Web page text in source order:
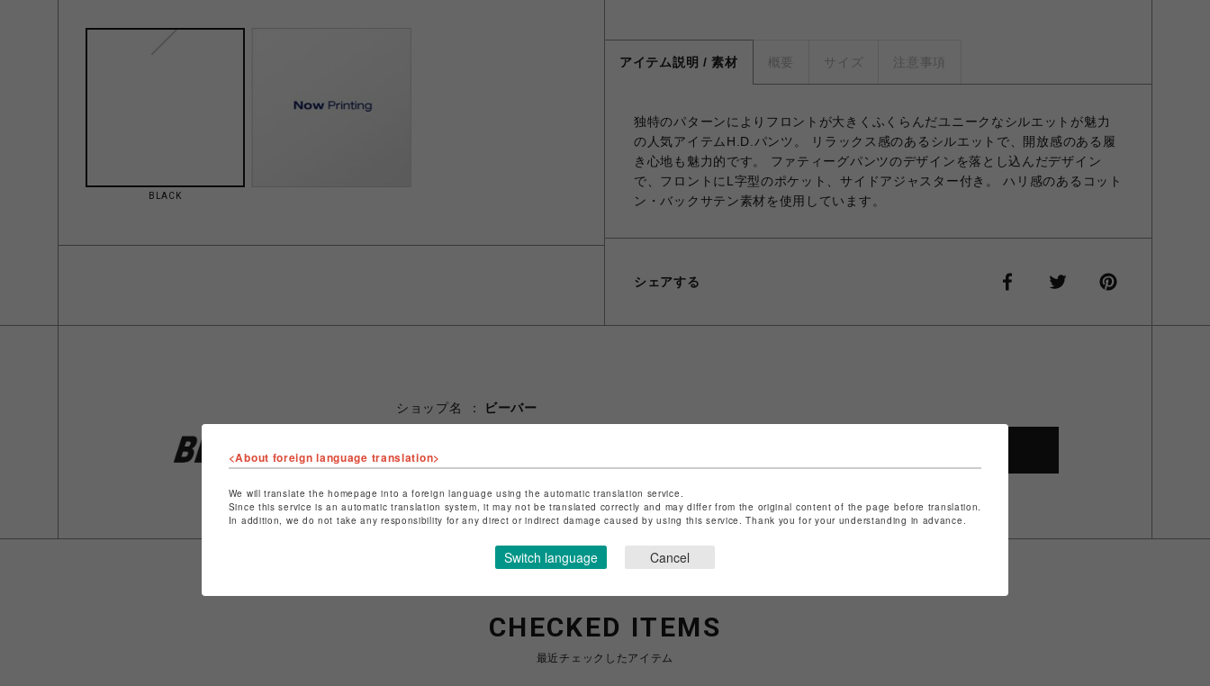
BLACK
アイテム説明 / 素材 概要 サイズ 注意事項
独特のパターンによりフロントが大きくふくらんだユニークなシルエットが魅力
の人気アイテムH.D.パンツ。 リラックス感のあるシルエットで、開放感のある履
き心地も魅力的です。 ファティーグパンツのデザインを落とし込んだデザイン
で、フロントにL字型のポケット、サイドアジャスター付き。 ハリ感のあるコット
ン・バックサテン素材を使用しています。
シェアする
ショップ名
ビーバー
特定商取引法など法令に基づく表記はこちら
ショップお問い合わせは こちら
CHECKED ITEMS
最近チェックしたアイテム
<About foreign language translation>
We will translate the homepage into a foreign language using the automatic translation service.
Since this service is an automatic translation system, it may not be translated correctly and may differ from the original content of the page before translation.
In addition, we do not take any responsibility for any direct or indirect damage caused by using this service. Thank you for your understanding in advance.
Switch language Cancel